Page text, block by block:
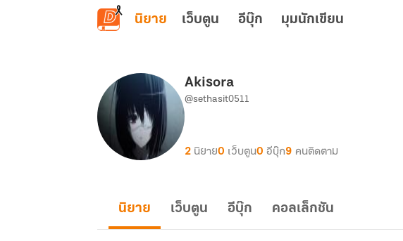
ข้ามไปยังเนื้อหาหลัก
นิยาย เว็บตูน อีบุ๊ก มุมนักเขียน
Akisora
@sethasit0511
2 นิยาย0 เว็บตูน0 อีบุ๊ก9 คนติดตาม
นิยาย เว็บตูน อีบุ๊ก คอลเล็กชัน